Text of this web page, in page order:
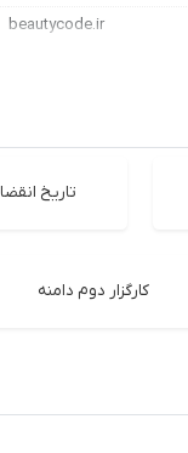
beautycode.ir
تاریخ انقضا
کارگزار دوم دامنه